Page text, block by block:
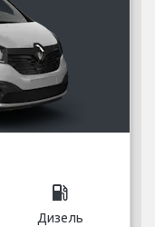
local_gas_station
Дизель